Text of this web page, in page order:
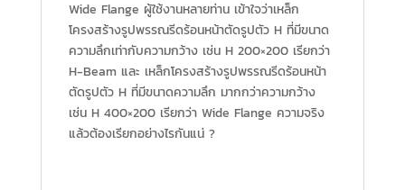
Wide Flange ผู้ใช้งานหลายท่าน เข้าใจว่าเหล็ก
โครงสร้างรูปพรรณรีดร้อนหน้าตัดรูปตัว H ที่มีขนาด
ความลึกเท่ากับความกว้าง เช่น H 200×200 เรียกว่า
H-Beam และ เหล็กโครงสร้างรูปพรรณรีดร้อนหน้า
ตัดรูปตัว H ที่มีขนาดความลึก มากกว่าความกว้าง
เช่น H 400×200 เรียกว่า Wide Flange ความจริง
แล้วต้องเรียกอย่างไรกันแน่ ?